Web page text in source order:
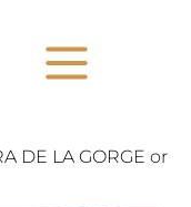
DE LA GORGE or